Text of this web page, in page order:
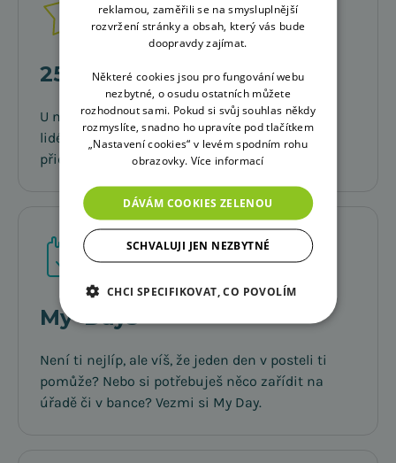
25 dní dovolené
U nás to není jen o práci. Chceme, aby si naši
lidé také dobře odpočali. K 20 dnům volna ti
přidáme ještě dalších 5 navíc.
My Days
Není ti nejlíp, ale víš, že jeden den v posteli ti
pomůže? Nebo si potřebuješ něco zařídit na
úřadě či v bance? Vezmi si My Day.
reklamou, zaměřili se na smysluplnější
rozvržení stránky a obsah, který vás bude
doopravdy zajímat.
Některé cookies jsou pro fungování webu
nezbytné, o osudu ostatních můžete
rozhodnout sami. Pokud si svůj souhlas někdy
rozmyslíte, snadno ho upravíte pod tlačítkem
„Nastavení cookies“ v levém spodním rohu
obrazovky. Více informací
DÁVÁM COOKIES ZELENOU
SCHVALUJI JEN NEZBYTNÉ
CHCI SPECIFIKOVAT, CO POVOLÍM